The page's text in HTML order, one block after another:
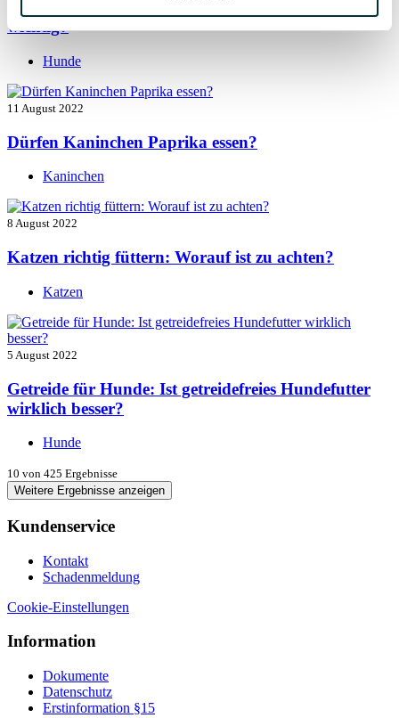
wichtig?
Hunde
11 August 2022
Dürfen Kaninchen Paprika essen?
Kaninchen
8 August 2022
Katzen richtig füttern: Worauf ist zu achten?
Katzen
5 August 2022
Getreide für Hunde: Ist getreidefreies Hundefutter
wirklich besser?
Hunde
10 von 425 Ergebnisse
Weitere Ergebnisse anzeigen
Kundenservice
Kontakt
Schadenmeldung
Cookie-Einstellungen
Information
Dokumente
Datenschutz
Erstinformation §15